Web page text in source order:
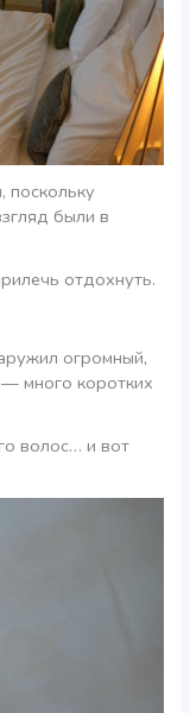
поскольку
были в
отдохнуть.
огромный,
много коротких
волос… и вот